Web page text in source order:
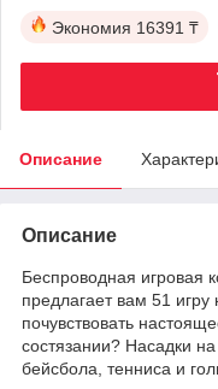
Экономия 16391 ₸
Описание
Описание
Беспроводная игровая
предлагает вам 51
почувствовать
состязании? Насадки
бейсбола, тенниса и